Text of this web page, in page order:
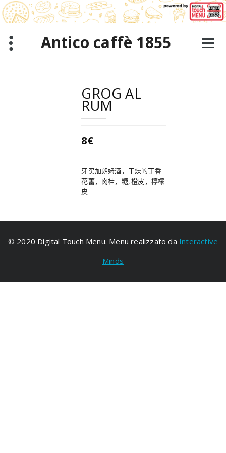
跳
至
正
Antico caffè 1855
GROG AL
RUM
8€
牙买加朗姆酒，干燥的丁香
花蕾，肉桂，糖, 橙皮，檸檬
皮
© 2020 Digital Touch Menu. Menu realizzato da Interactive
Minds